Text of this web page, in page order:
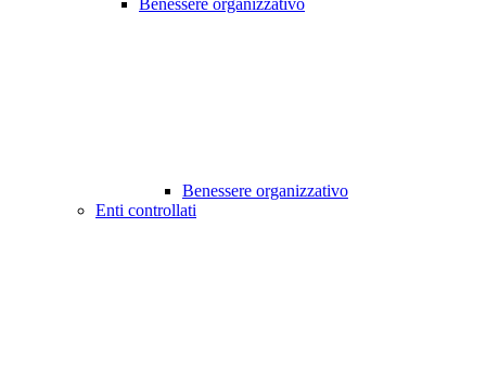
Benessere organizzativo
Benessere organizzativo
Enti controllati